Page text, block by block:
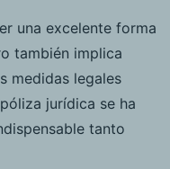
una excelente forma
también implica
medidas legales
jurídica se ha
tanto